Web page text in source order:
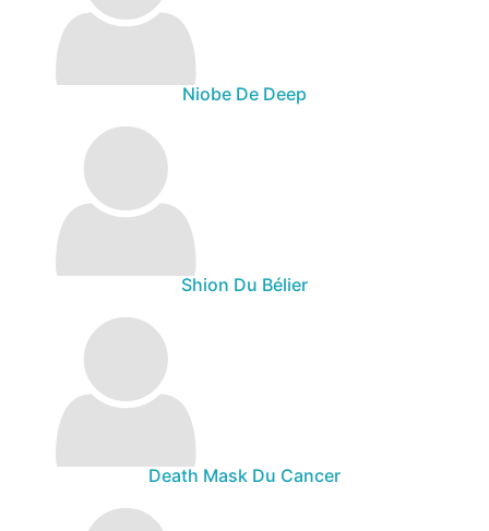
Niobe De Deep
Shion Du Bélier
Death Mask Du Cancer